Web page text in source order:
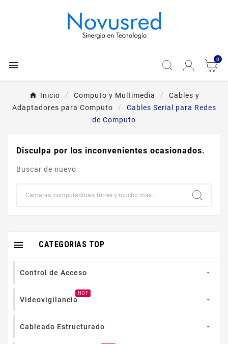
 0
Inicio Computo y Multimedia
Cables y
Adaptadores para Computo
Cables Serial para Redes
de Computo
Disculpa por los inconvenientes ocasionados.
Buscar de nuevo
CATEGORIAS TOP

Control de Acceso 
Videovigilancia
HOT

Cableado Estructurado 